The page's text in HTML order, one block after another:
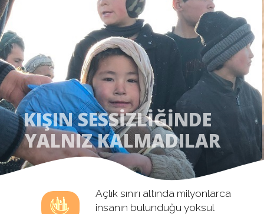
GIDA YARDIMLARI
YERLERİNE ULAŞTI
Açlık sınırı altında milyonlarca
insanın bulunduğu yoksul